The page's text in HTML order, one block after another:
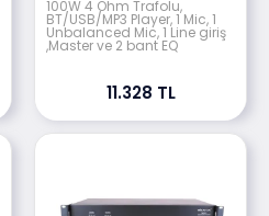
100W 4 Ohm Trafolu,
BT/USB/MP3 Player, 1 Mic, 1
Unbalanced Mic, 1 Line giriş
,Master ve 2 bant EQ
11.328 TL